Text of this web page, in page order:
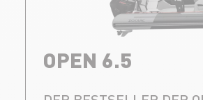
OPEN 6.5